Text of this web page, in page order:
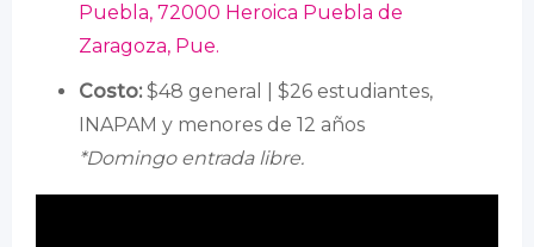
Puebla, 72000 Heroica Puebla de
Zaragoza, Pue.
Costo:$48 general | $26 estudiantes,
INAPAM y menores de 12 años
*Domingo entrada libre.